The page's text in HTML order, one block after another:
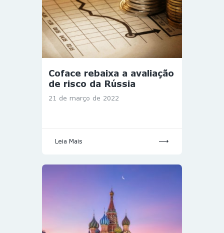
Coface rebaixa a avaliação
de risco da Rússia
21 de março de 2022
Leia Mais